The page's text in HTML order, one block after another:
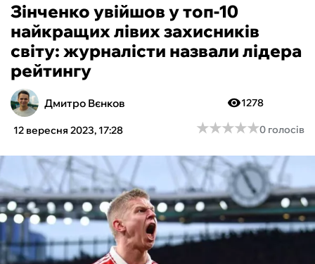
БОКС
ХОКЕЙ
ТЕНІС
КІБЕРСПОРТ
ЧС-2026
ФУТЗАЛ
Зінченко увійшов у топ-10
найкращих лівих захисників
світу: журналісти назвали лідера
рейтингу
Дмитро Вєнков
12 вересня 2023, 17:28
1278
★★★★★
★★★★★0 голосів